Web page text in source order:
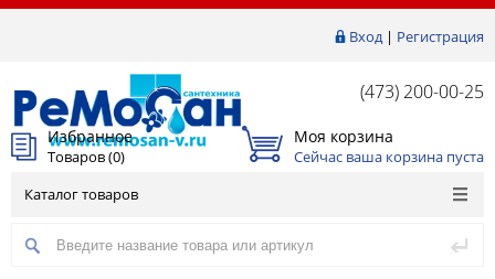
Вход| Регистрация
(473) 200-00-25
Избранное
Товаров (0)
Моя корзина
Сейчас ваша корзина пуста
Каталог товаров